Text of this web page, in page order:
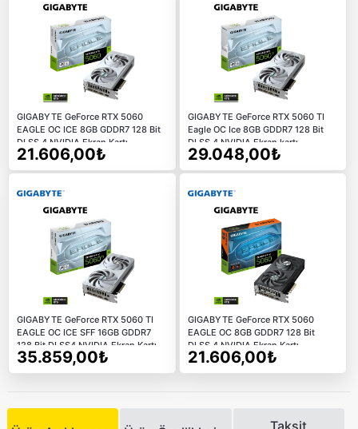
GIGABYTE GeForce RTX 5060
EAGLE OC ICE 8GB GDDR7 128 Bit
DLSS 4 NVIDIA Ekran Kartı
21.606,00₺
GIGABYTE GeForce RTX 5060 TI
Eagle OC Ice 8GB GDDR7 128 Bit
DLSS 4 NVIDIA Ekran kartı
29.048,00₺
GIGABYTE GeForce RTX 5060 TI
EAGLE OC ICE SFF 16GB GDDR7
128 Bit DLSS4 NVIDIA Ekran Kartı
35.859,00₺
GIGABYTE GeForce RTX 5060
EAGLE OC 8GB GDDR7 128 Bit
DLSS 4 NVIDIA Ekran Kartı
21.606,00₺
Taksit